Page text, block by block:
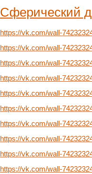
Сферический
https://vk.com/wall-
https://vk.com/wall-
https://vk.com/wall-
https://vk.com/wall-
https://vk.com/wall-
https://vk.com/wall-
https://vk.com/wall-
https://vk.com/wall-
https://vk.com/wall-
https://vk.com/wall-